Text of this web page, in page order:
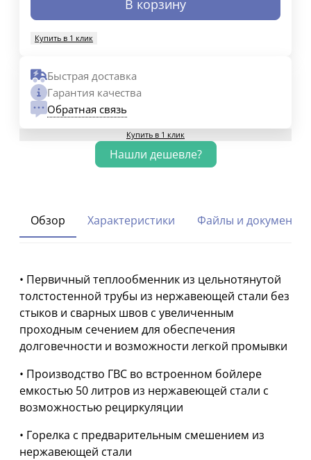
В корзину
Купить в 1 клик
Быстрая доставка
Гарантия качества
Обратная связь
Купить в 1 клик
Обзор Характеристики Файлы и документы
• Первичный теплообменник из цельнотянутой
толстостенной трубы из нержавеющей стали без
стыков и сварных швов с увеличенным
проходным сечением для обеспечения
долговечности и возможности легкой промывки
• Производство ГВС во встроенном бойлере
емкостью 50 литров из нержавеющей стали с
возможностью рециркуляции
• Горелка с предварительным смешением из
нержавеющей стали